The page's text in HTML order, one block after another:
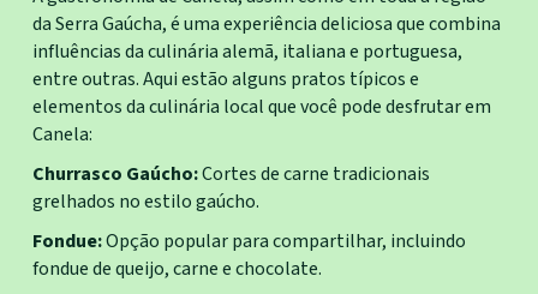
da Serra Gaúcha, é uma experiência deliciosa que combina
influências da culinária alemã, italiana e portuguesa,
entre outras. Aqui estão alguns pratos típicos e
elementos da culinária local que você pode desfrutar em
Canela:
Churrasco Gaúcho:Cortes de carne tradicionais
grelhados no estilo gaúcho.
Fondue:Opção popular para compartilhar, incluindo
fondue de queijo, carne e chocolate.